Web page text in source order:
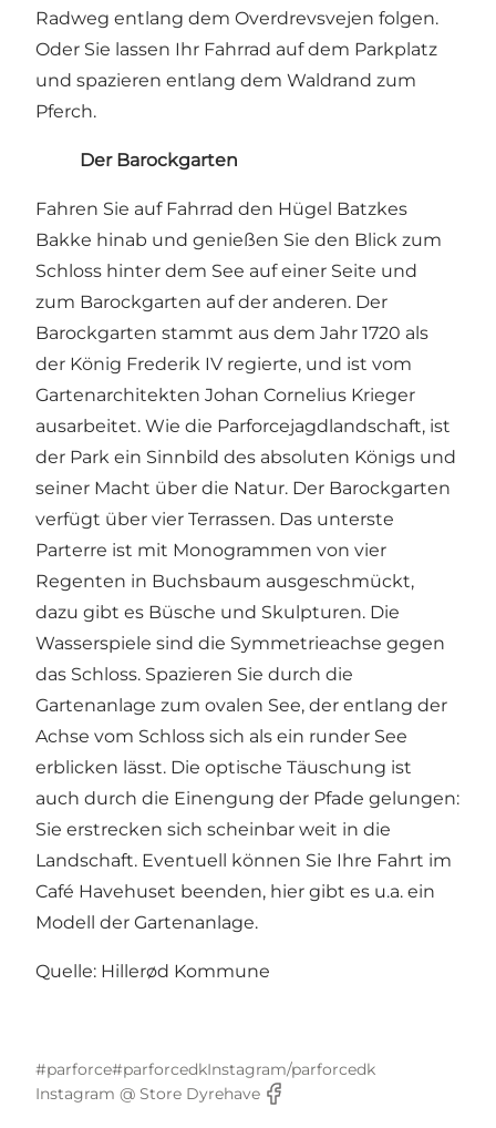
Radweg entlang dem Overdrevsvejen folgen.
Oder Sie lassen Ihr Fahrrad auf dem Parkplatz
und spazieren entlang dem Waldrand zum
Pferch.
Der Barockgarten
Fahren Sie auf Fahrrad den Hügel Batzkes
Bakke hinab und genießen Sie den Blick zum
Schloss hinter dem See auf einer Seite und
zum Barockgarten auf der anderen. Der
Barockgarten stammt aus dem Jahr 1720 als
der König Frederik IV regierte, und ist vom
Gartenarchitekten Johan Cornelius Krieger
ausarbeitet. Wie die Parforcejagdlandschaft, ist
der Park ein Sinnbild des absoluten Königs und
seiner Macht über die Natur. Der Barockgarten
verfügt über vier Terrassen. Das unterste
Parterre ist mit Monogrammen von vier
Regenten in Buchsbaum ausgeschmückt,
dazu gibt es Büsche und Skulpturen. Die
Wasserspiele sind die Symmetrieachse gegen
das Schloss. Spazieren Sie durch die
Gartenanlage zum ovalen See, der entlang der
Achse vom Schloss sich als ein runder See
erblicken lässt. Die optische Täuschung ist
auch durch die Einengung der Pfade gelungen:
Sie erstrecken sich scheinbar weit in die
Landschaft. Eventuell können Sie Ihre Fahrt im
Café Havehuset beenden, hier gibt es u.a. ein
Modell der Gartenanlage.
Quelle: Hillerød Kommune
#parforce#parforcedkInstagram/parforcedk
Instagram @ Store Dyrehave
Facebook